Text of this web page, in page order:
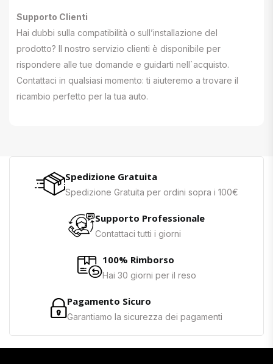
Supporto Clienti
Hai dubbi sulla compatibilità o sull’installazione del
prodotto? Il nostro servizio clienti è disponibile per
rispondere alle tue domande e guidarti nell`acquisto.
Contattaci in qualsiasi momento: ti aiuteremo a trovare il
ricambio perfetto per la tua auto.
Spedizione Gratuita
Spedizione Gratuita per ordini sopra i 100€
Supporto Professionale
Contattaci tutti i giorni
100% Rimborso
Hai 30 giorni per il reso
Pagamento Sicuro
Garantiamo la sicurezza dei pagamenti